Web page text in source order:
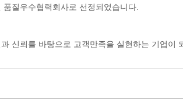
품질우수협력회사로 선정되었습니다.
신뢰를 바탕으로 고객만족을 실현하는 기업이